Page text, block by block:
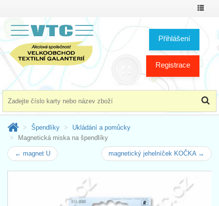
Přihlášení
Registrace
Špendlíky
Ukládání a pomůcky
Magnetická miska na špendlíky
← magnet U magnetický jehelníček KOČKA →